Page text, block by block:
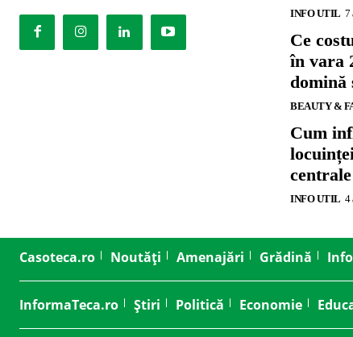
INFO UTIL 7
Ce
în vara
domină
BEAUTY &
Cum
INFO UTIL 4
Casoteca.ro Noutăți Amenajări Grădină
InformaTeca.ro Știri Politică Economie